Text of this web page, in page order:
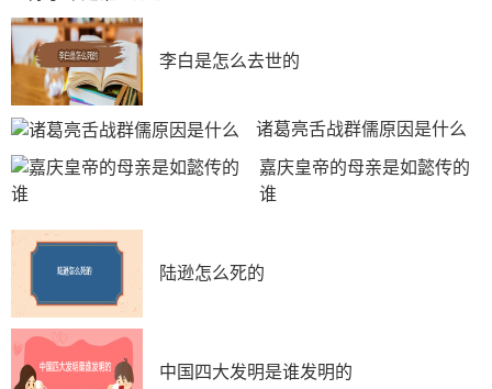
李白是怎么去世的
诸葛亮舌战群儒原因是什么
嘉庆皇帝的母亲是如懿传的
谁
陆逊怎么死的
中国四大发明是谁发明的